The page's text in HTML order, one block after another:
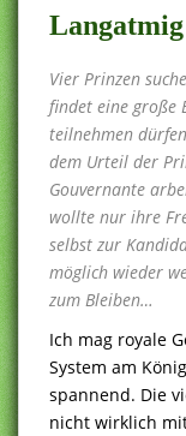
Vier Prinzen
findet eine große
teilnehmen
dem Urteil der
Gouvernante
wollte nur ihre
selbst zur
möglich wieder
zum Bleiben…
Ich mag royale
System am
spannend. Die
nicht wirklich